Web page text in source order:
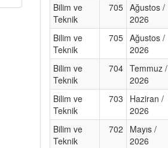
Bilim ve
Teknik
705 Ağustos /
2026
Bilim ve
Teknik
705 Ağustos /
2026
Bilim ve
Teknik
704 Temmuz /
2026
Bilim ve
Teknik
703
Haziran /
2026
Bilim ve
Teknik
702
Mayıs /
2026